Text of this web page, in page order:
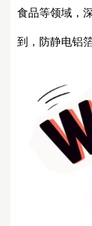
食品等领域，
到，防静电铝